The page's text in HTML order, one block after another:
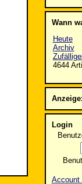
Wann
Heute
Archiv
4644
Anzeige:
Login
Account